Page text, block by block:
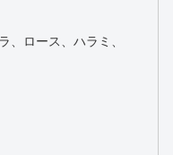
、ロース、ハラミ、